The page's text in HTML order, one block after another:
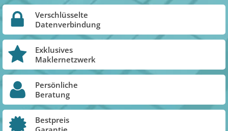
Verschlüsselte
Datenverbindung
Exklusives
Maklernetzwerk
Persönliche
Beratung
Bestpreis